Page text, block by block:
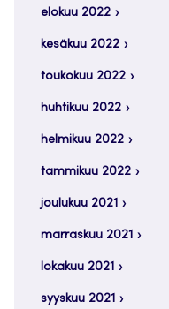
elokuu 2022
kesäkuu 2022
toukokuu 2022
huhtikuu 2022
helmikuu 2022
tammikuu 2022
joulukuu 2021
marraskuu 2021
lokakuu 2021
syyskuu 2021